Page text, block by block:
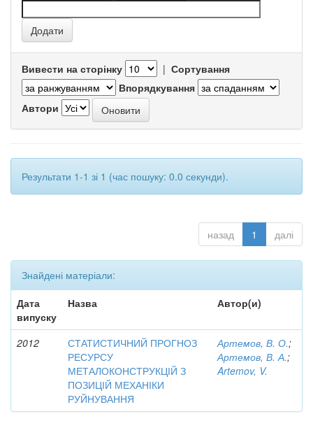
Вивести на сторінку | Сортування
Впорядкування
Автори
Результати 1-1 зі 1 (час пошуку: 0.0 секунди).
назад 1 далі
Знайдені матеріали:
Дата
випуску
Назва Автор(и)
2012
СТАТИСТИЧНИЙ ПРОГНОЗ
РЕСУРСУ
МЕТАЛОКОНСТРУКЦІЙ З
ПОЗИЦІЙ МЕХАНІКИ
РУЙНУВАННЯ
Артемов, В. О.;
Артемов, В. А.;
Artemov, V.